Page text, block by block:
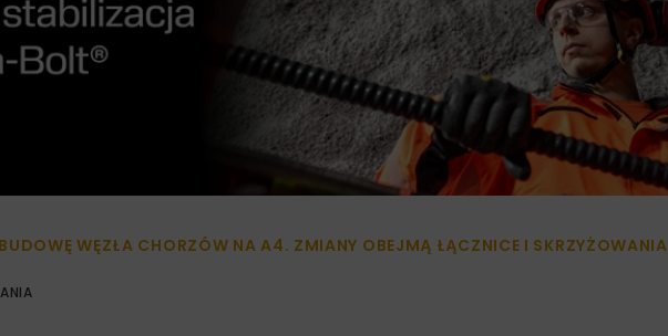
WĘZŁA CHORZÓW NA A4. ZMIANY OBEJMĄ ŁĄCZNICE I SKRZYŻOWANIA